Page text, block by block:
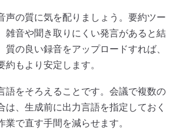
声の質に気を配りましょう。要約ツー
雑音や聞き取りにくい発言があると結
質の良い録音をアップロードすれば、
約もより安定します。
語をそろえることです。会議で複数の
は、生成前に出力言語を指定しておく
業で直す手間を減らせます。